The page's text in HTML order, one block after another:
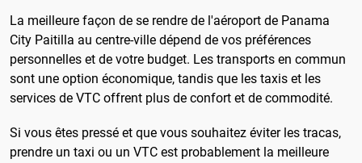
La meilleure façon de se rendre de l'aéroport de Panama
City Paitilla au centre-ville dépend de vos préférences
personnelles et de votre budget. Les transports en commun
sont une option économique, tandis que les taxis et les
services de VTC offrent plus de confort et de commodité.
Si vous êtes pressé et que vous souhaitez éviter les tracas,
prendre un taxi ou un VTC est probablement la meilleure